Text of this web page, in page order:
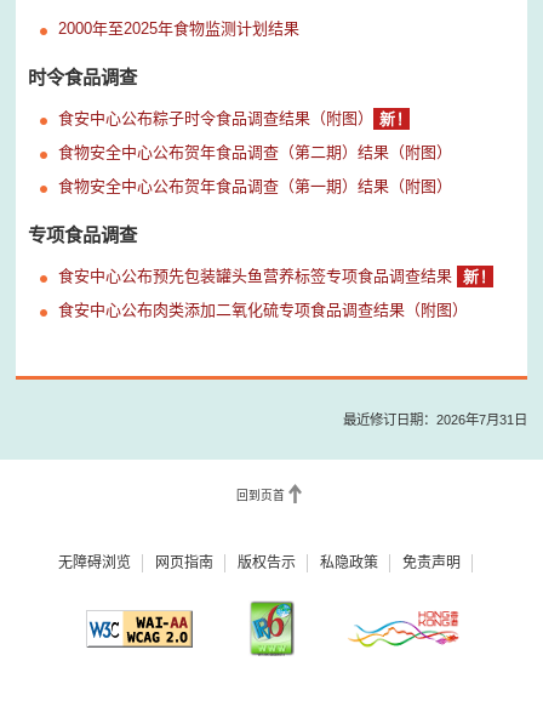
2000年至2025年食物监测计划结果
时令食品调查
食安中心公布粽子时令食品调查结果（附图）
食物安全中心公布贺年食品调查（第二期）结果（附图）
食物安全中心公布贺年食品调查（第一期）结果（附图）
专项食品调查
食安中心公布预先包装罐头鱼营养标签专项食品调查结果
食安中心公布肉类添加二氧化硫专项食品调查结果（附图）
最近修订日期：2026年7月31日
回到页首
无障碍浏览 网页指南 版权告示 私隐政策 免责声明